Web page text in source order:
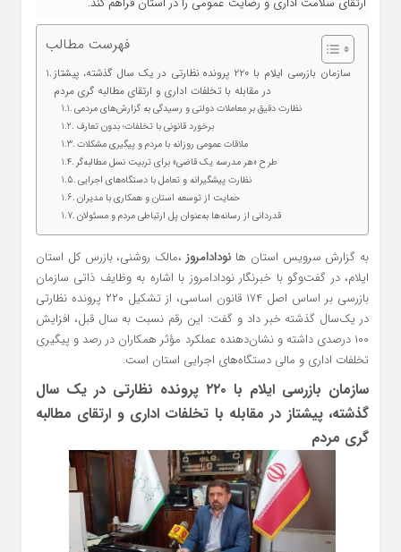
فهرست مطالب
سازمان بازرسی ایلام با ۲۲۰ پرونده نظارتی در یک‌ سال گذشته، پیشتاز
در مقابله با تخلفات اداری و ارتقای مطالبه‌ گری مردم
نظارت دقیق بر معاملات دولتی و رسیدگی به گزارش‌های مردمی
برخورد قانونی با تخلفات؛ بدون تعارف
ملاقات عمومی روزانه با مردم و پیگیری مشکلات
طرح «هر مدرسه یک قاضی» برای تربیت نسل مطالبه‌گر
نظارت پیشگیرانه و تعامل با دستگاه‌های اجرایی
حمایت از توسعه استان و همکاری با مدیران
قدردانی از رسانه‌ها به‌عنوان پل ارتباطی مردم و مسئولان
به گزارش سرویس استان ها نودادامروز،مالک روشنی، بازرس کل استان
ایلام، در گفت‌وگو با خبرنگار نودادامروز با اشاره به وظایف ذاتی سازمان
بازرسی بر اساس اصل ۱۷۴ قانون اساسی، از تشکیل ۲۲۰ پرونده نظارتی
در یک‌سال گذشته خبر داد و گفت: این رقم نسبت به سال قبل، افزایش
۱۰۰ درصدی داشته و نشان‌دهنده عملکرد مؤثر همکاران در رصد و پیگیری
تخلفات اداری و مالی دستگاه‌های اجرایی استان است.
سازمان بازرسی ایلام با ۲۲۰ پرونده نظارتی در یک‌ سال
گذشته، پیشتاز در مقابله با تخلفات اداری و ارتقای مطالبه‌
گری مردم